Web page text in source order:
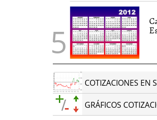
COTIZACIONES EN
GRÁFICOS